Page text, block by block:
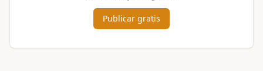
Publicar gratis